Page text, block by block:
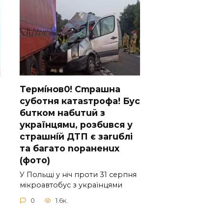
Термíнoв0! Cmрашна
суботня катаsтрофa! Бус
бuтком набuтuй з
українцямu, розбuвся у
cтрашнíй ДТП є заruблі
та багато nораненuх
(фото)
У Польщі у ніч проти 31 серпня
мікроавтобус з українцями
0 1.6к.